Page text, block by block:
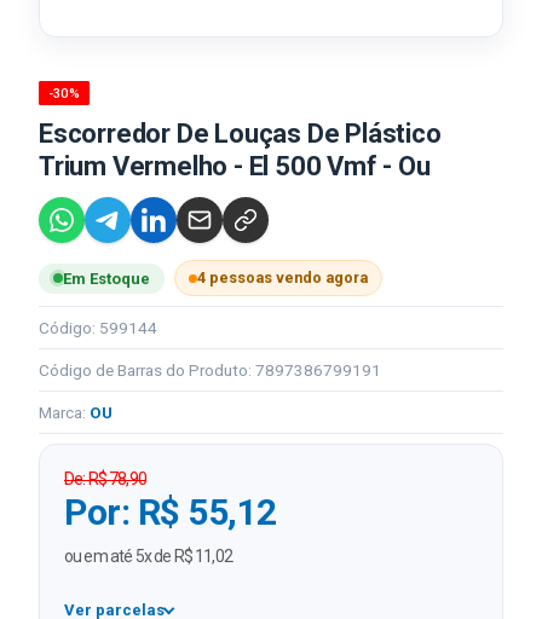
-30%
Escorredor De Louças De Plástico
Trium Vermelho - El 500 Vmf - Ou
Em Estoque 4 pessoas vendo agora
Código: 599144
Código de Barras do Produto: 7897386799191
Marca: OU
De: R$ 78,90
Por: R$ 55,12
ou em até 5x de R$ 11,02
Ver parcelas